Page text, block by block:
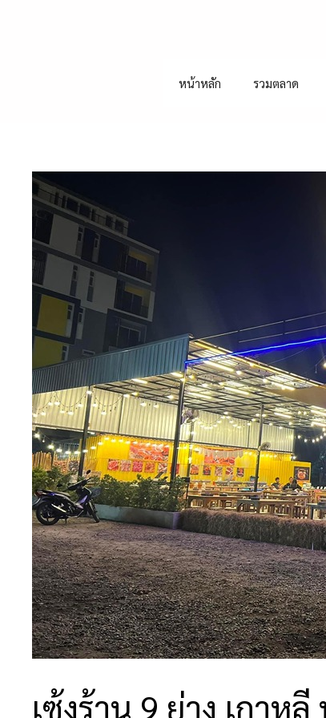
หน้าหลัก รวมตลาด
เซ้งร้าน 9 ย่าง เกาห